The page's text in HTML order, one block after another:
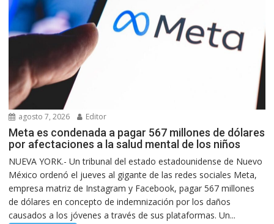
agosto 7, 2026 Editor
Meta es condenada a pagar 567 millones de dólares
por afectaciones a la salud mental de los niños
NUEVA YORK.- Un tribunal del estado estadounidense de Nuevo
México ordenó el jueves al gigante de las redes sociales Meta,
empresa matriz de Instagram y Facebook, pagar 567 millones
de dólares en concepto de indemnización por los daños
causados a los jóvenes a través de sus plataformas. Un...